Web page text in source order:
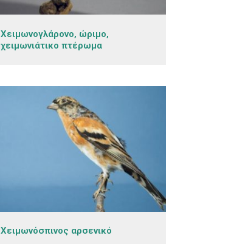
Χειμωνογλάρονο, ώριμο,
χειμωνιάτικο πτέρωμα
Χειμωνόσπινος αρσενικό